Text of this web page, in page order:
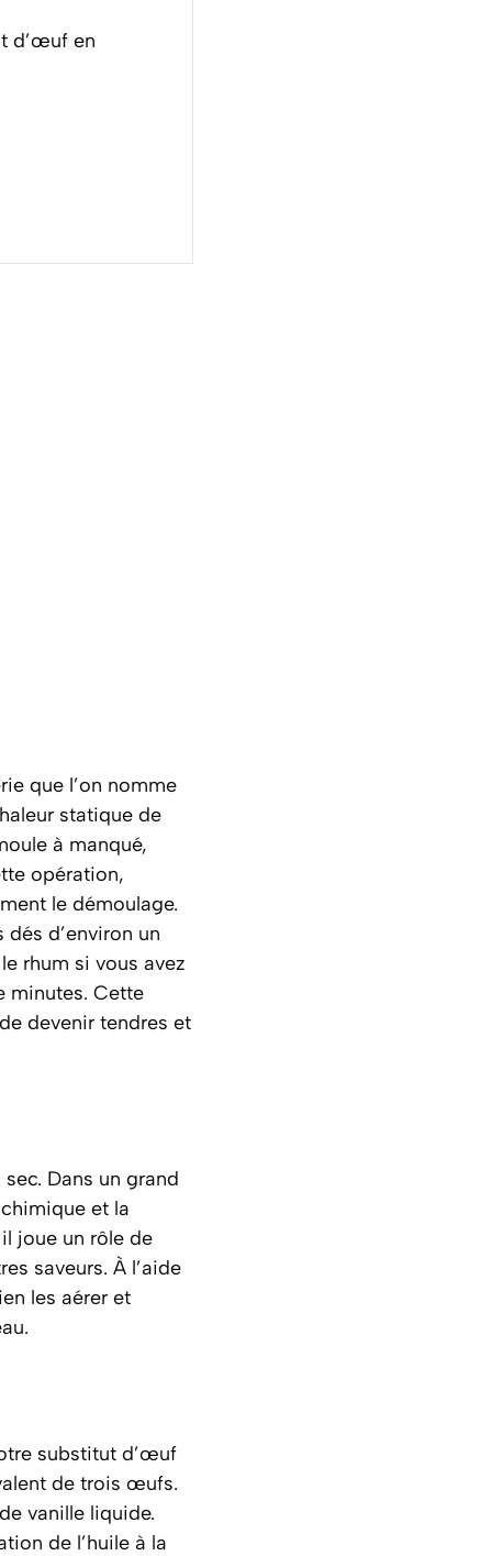
d’œuf en
que l’on nomme
statique de
à manqué,
opération,
le démoulage.
d’environ un
rhum si vous avez
minutes. Cette
devenir tendres et
Dans un grand
et la
joue un rôle de
saveurs. À l’aide
les aérer et
substitut d’œuf
de trois œufs.
vanille liquide.
de l’huile à la